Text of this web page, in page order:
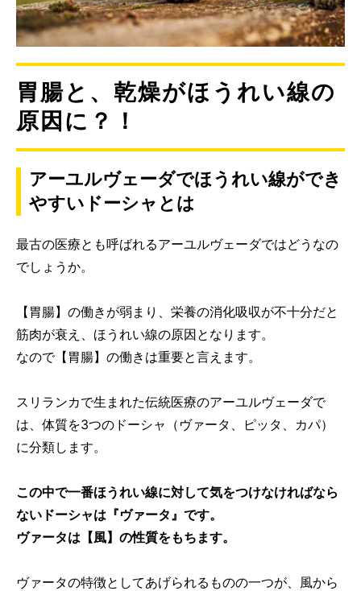
胃腸と、乾燥がほうれい線の
原因に？！
アーユルヴェーダでほうれい線ができ
やすいドーシャとは
最古の医療とも呼ばれるアーユルヴェーダではどうなの
でしょうか。
【胃腸】の働きが弱まり、栄養の消化吸収が不十分だと
筋肉が衰え、ほうれい線の原因となります。
なので【胃腸】の働きは重要と言えます。
スリランカで生まれた伝統医療のアーユルヴェーダで
は、体質を3つのドーシャ（ヴァータ、ピッタ、カパ）
に分類します。
この中で一番ほうれい線に対して気をつけなければなら
ないドーシャは『ヴァータ』です。
ヴァータは【風】の性質をもちます。
ヴァータの特徴としてあげられるものの一つが、風から